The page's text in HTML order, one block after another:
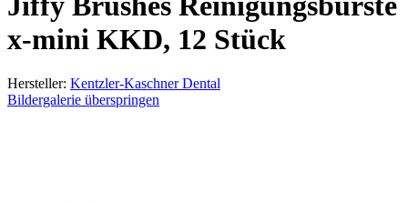
x-mini KKD, 12 Stück
Hersteller: Kentzler-Kaschner Dental
Bildergalerie überspringen